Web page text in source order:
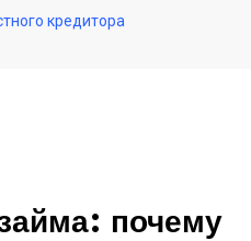
кредитора
почему